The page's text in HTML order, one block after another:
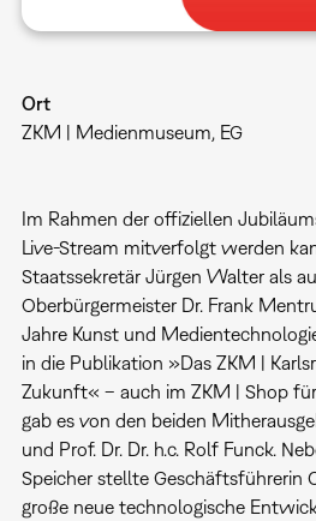
Ort
ZKM | Medienmuseum, EG
Im Rahmen der offiziellen
Live-Stream mitverfolgt werden
Staatssekretär Jürgen Walter als
Oberbürgermeister Dr. Frank
Jahre Kunst und
in die Publikation »Das ZKM |
Zukunft« – auch im ZKM | Shop
gab es von den beiden
und Prof. Dr. Dr. h.c. Rolf Funck.
Speicher stellte Geschäftsführerin
große neue technologische